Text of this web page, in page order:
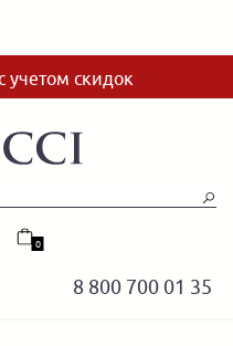
учетом скидок
8 800 700 01 35
0